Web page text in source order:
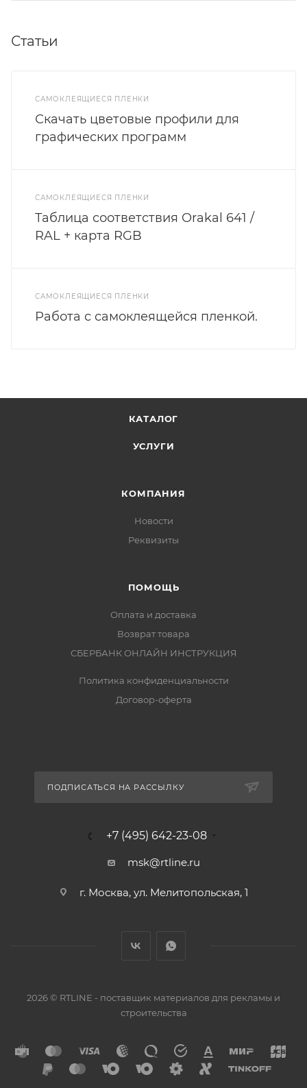
Статьи
САМОКЛЕЯЩИЕСЯ ПЛЕНКИ
Скачать цветовые профили для
графических программ
САМОКЛЕЯЩИЕСЯ ПЛЕНКИ
Таблица соответствия Orakal 641 /
RAL + карта RGB
САМОКЛЕЯЩИЕСЯ ПЛЕНКИ
Работа с самоклеящейся пленкой.
КАТАЛОГ
УСЛУГИ
КОМПАНИЯ
Новости
Реквизиты
ПОМОЩЬ
Оплата и доставка
Возврат товара
СБЕРБАНК ОНЛАЙН ИНСТРУКЦИЯ
Политика конфиденциальности
Договор-оферта
ПОДПИСАТЬСЯ НА РАССЫЛКУ
+7 (495) 642-23-08
msk@rtline.ru
г. Москва, ул. Мелитопольская, 1
2026 © RTLINE - поставщик материалов для рекламы и
строительства